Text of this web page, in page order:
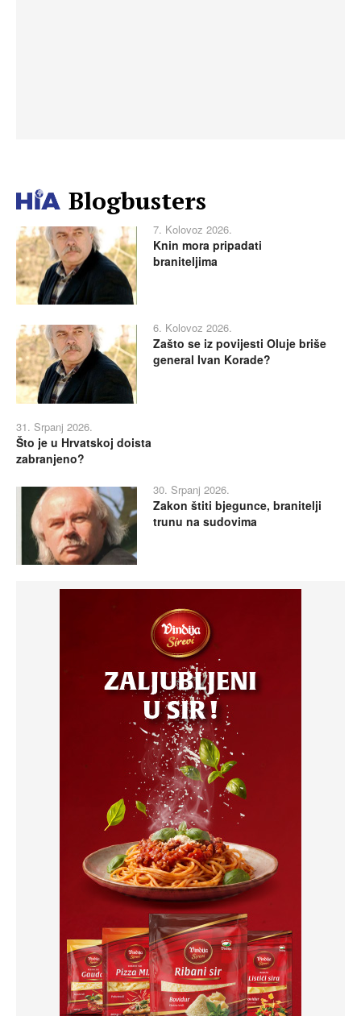
Blogbusters
7. Kolovoz 2026.
Knin mora pripadati
braniteljima
6. Kolovoz 2026.
Zašto se iz povijesti Oluje briše
general Ivan Korade?
31. Srpanj 2026.
Što je u Hrvatskoj doista
zabranjeno?
30. Srpanj 2026.
Zakon štiti bjegunce, branitelji
trunu na sudovima